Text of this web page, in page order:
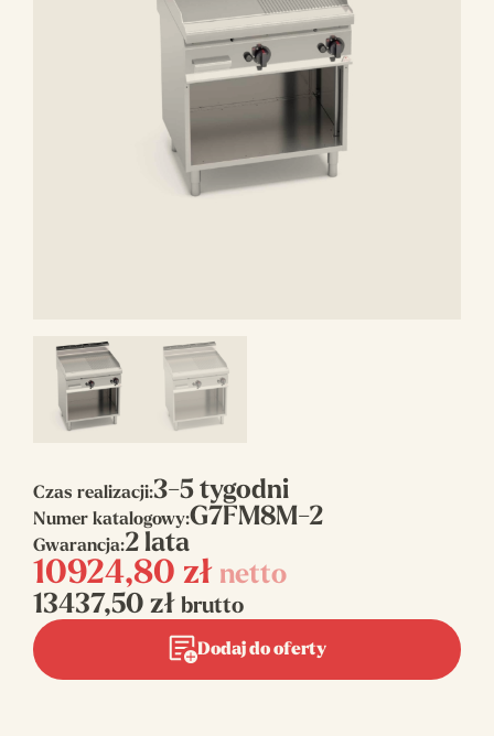
Czas realizacji:3-5 tygodni
Numer katalogowy:G7FM8M-2
Gwarancja:2 lata
10924,80 zł netto
13437,50 zł brutto
Dodaj do oferty